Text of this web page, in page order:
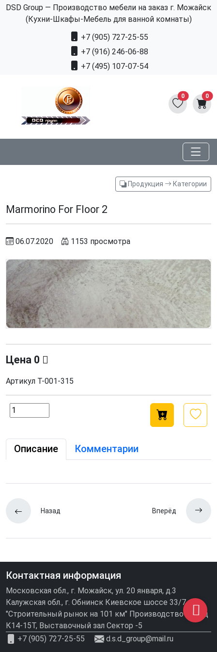
DSD Group — Производство мебели на заказ г. Можайск
(Кухни-Шкафы-Мебель для ванной комнаты)
+7 (905) 727-25-55
+7 (916) 246-06-88
+7 (495) 107-07-54
0 0
Продукция Категории
Marmorino For Floor 2
06.07.2020 1153 просмотра
Цена 0
Артикул Т-001-315
Описание Комментарии
Назад Вперёд
Контактная информация
Московская обл., г. Можайск, ул. 20 января, д.3
Калужская обл., г. Обнинск Киевское шоссе 33/7
"Строительный рынок на 101 км" Производство\склад
К14-15Т, Выставочный зал Сектор -5
+7 (905) 727-25-55
d.s.d_group@mail.ru